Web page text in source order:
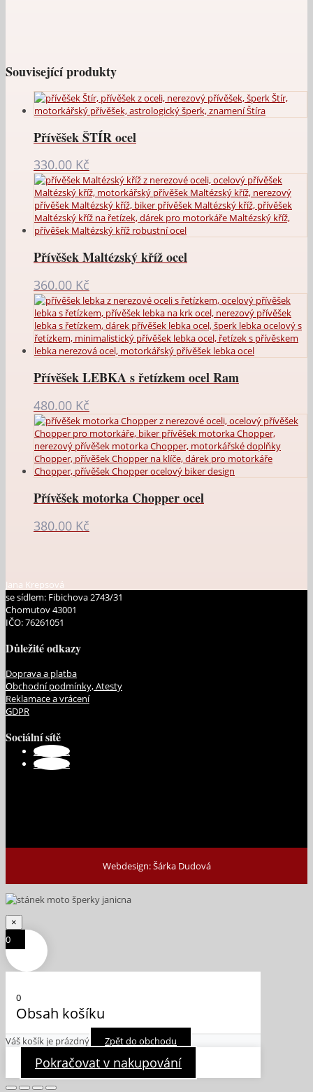
Související produkty
Přívěšek ŠTÍR ocel
330.00 Kč
Přívěšek Maltézský kříž ocel
360.00 Kč
Přívěšek LEBKA s řetízkem ocel Ram
480.00 Kč
Přívěšek motorka Chopper ocel
380.00 Kč
Jana Krepsová
se sídlem: Fibichova 2743/31
Chomutov 43001
IČO: 76261051
Důležité odkazy
Doprava a platba
Obchodní podmínky, Atesty
Reklamace a vrácení
GDPR
Sociální sítě
Sledovat
Sledovat
Webdesign: Šárka Dudová
×
0
0
Obsah košíku
Váš košík je prázdný Zpět do obchodu
Pokračovat v nakupování